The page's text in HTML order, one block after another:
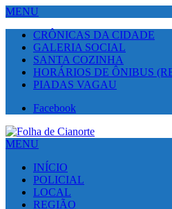
MENU
CRÔNICAS DA CIDADE
GALERIA SOCIAL
SANTA COZINHA
HORÁRIOS DE ÔNIBUS
PIADAS VAGAU
Facebook
MENU
INÍCIO
POLICIAL
LOCAL
REGIÃO